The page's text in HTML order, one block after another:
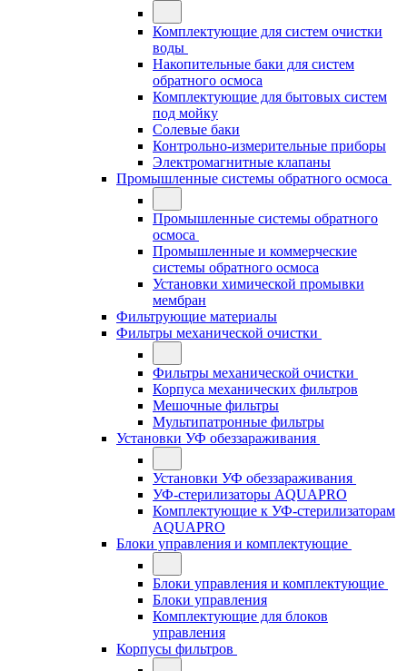
Комплектующие для систем очистки
воды
Накопительные баки для систем
обратного осмоса
Комплектующие для бытовых систем
под мойку
Солевые баки
Контрольно-измерительные приборы
Электромагнитные клапаны
Промышленные системы обратного осмоса
Промышленные системы обратного
осмоса
Промышленные и коммерческие
системы обратного осмоса
Установки химической промывки
мембран
Фильтрующие материалы
Фильтры механической очистки
Фильтры механической очистки
Корпуса механических фильтров
Мешочные фильтры
Мультипатронные фильтры
Установки УФ обеззараживания
Установки УФ обеззараживания
УФ-стерилизаторы AQUAPRO
Комплектующие к УФ-стерилизаторам
AQUAPRO
Блоки управления и комплектующие
Блоки управления и комплектующие
Блоки управления
Комплектующие для блоков
управления
Корпусы фильтров